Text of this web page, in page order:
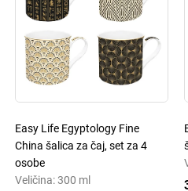
Easy Life Egyptology Fine
China šalica za čaj, set za 4
osobe
Veličina: 300 ml